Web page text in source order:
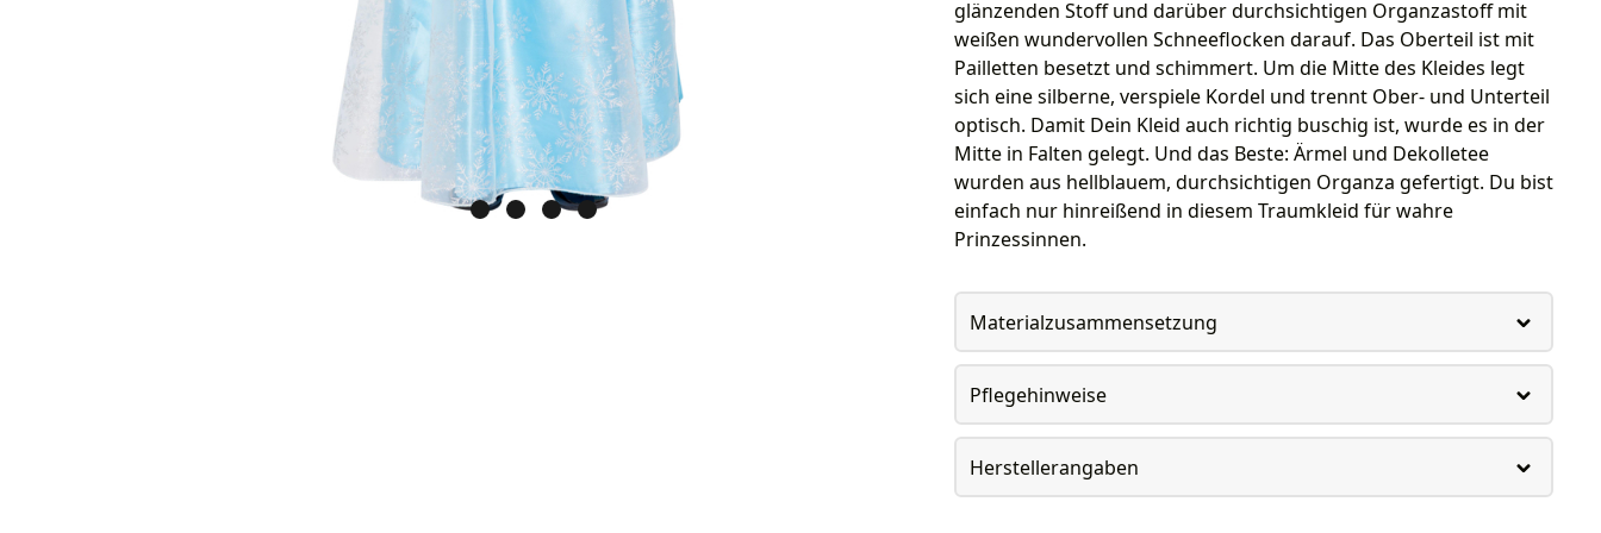
glänzenden Stoff und darüber durchsichtigen Organzastoff mit
weißen wundervollen Schneeflocken darauf. Das Oberteil ist mit
Pailletten besetzt und schimmert. Um die Mitte des Kleides legt
sich eine silberne, verspiele Kordel und trennt Ober- und Unterteil
optisch. Damit Dein Kleid auch richtig buschig ist, wurde es in der
Mitte in Falten gelegt. Und das Beste: Ärmel und Dekolletee
wurden aus hellblauem, durchsichtigen Organza gefertigt. Du bist
einfach nur hinreißend in diesem Traumkleid für wahre
Prinzessinnen.
Materialzusammensetzung
Pflegehinweise
Herstellerangaben